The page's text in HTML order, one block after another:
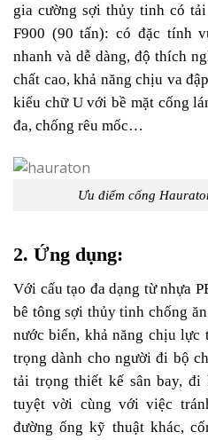
gia cường sợi thủy tinh có
F900 (90 tấn): có đặc tính
nhanh và dễ dàng, độ thích
chất cao, khả năng chịu va
kiểu chữ U với bề mặt cống
đa, chống rêu mốc…
Ưu điểm cống
2. Ứng dụng:
Với cấu tạo đa dạng từ nhựa
bê tông sợi thủy tinh chống
nước biển, khả năng chịu
trọng dành cho người đi bộ
tải trọng thiết kế sân bay,
tuyệt vời cùng với việc
đường ống kỹ thuật khác,